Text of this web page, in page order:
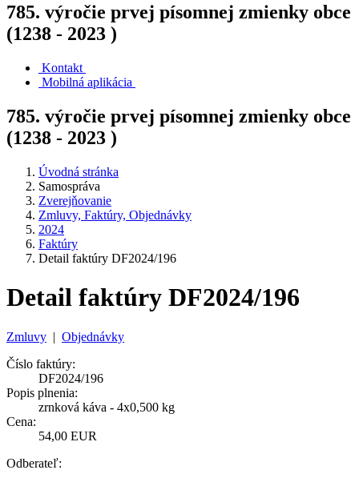
785. výročie prvej písomnej zmienky obce
(1238 - 2023 )
Kontakt
Mobilná aplikácia
785. výročie prvej písomnej zmienky obce
(1238 - 2023 )
Úvodná stránka
Samospráva
Zverejňovanie
Zmluvy, Faktúry, Objednávky
2024
Faktúry
Detail faktúry DF2024/196
Detail faktúry DF2024/196
Zmluvy | Objednávky
Číslo faktúry:
DF2024/196
Popis plnenia:
zrnková káva - 4x0,500 kg
Cena:
54,00 EUR
Odberateľ: